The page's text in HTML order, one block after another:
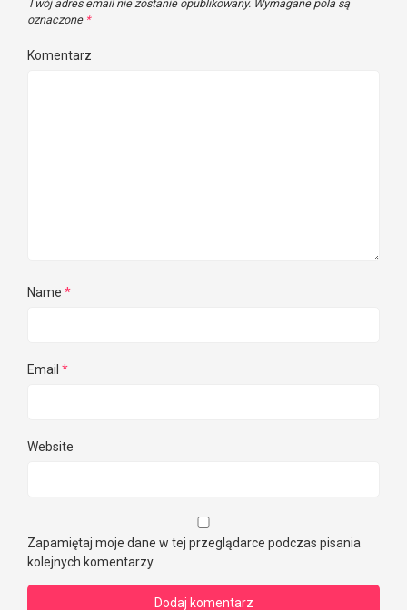
Twój adres email nie zostanie opublikowany. Wymagane pola są
oznaczone *
Komentarz
Name *
Email *
Website
Zapamiętaj moje dane w tej przeglądarce podczas pisania
kolejnych komentarzy.